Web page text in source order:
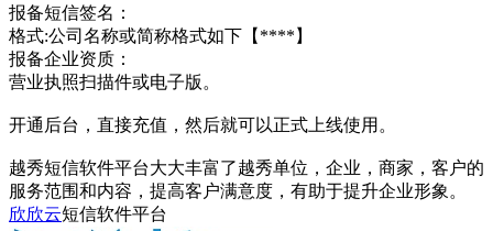
报备短信签名：
格式:公司名称或简称格式如下【****】
报备企业资质：
营业执照扫描件或电子版。
开通后台，直接充值，然后就可以正式上线使用。
越秀短信软件平台大大丰富了越秀单位，企业，商家，客户的
服务范围和内容，提高客户满意度，有助于提升企业形象。
欣欣云短信软件平台